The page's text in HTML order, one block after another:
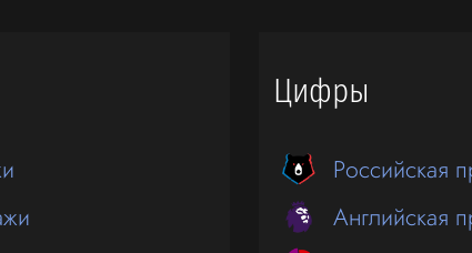
Цифры
Российская
Английская